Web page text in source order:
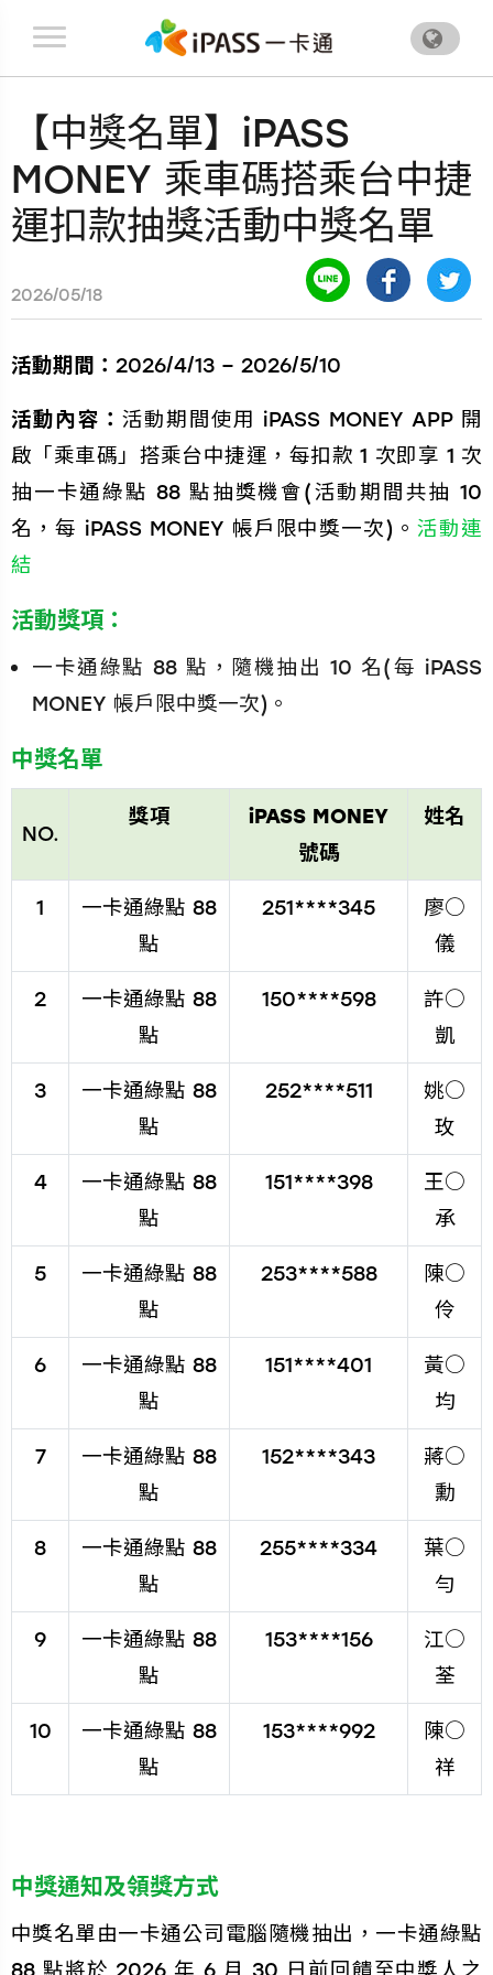
.
【中獎名單】iPASS
MONEY 乘車碼搭乘台中捷
運扣款抽獎活動中獎名單
2026/05/18
活動期間： 2026/4/13 – 2026/5/10
活動內容： 活動期間使用 iPASS MONEY APP 開
啟「乘車碼」搭乘台中捷運，每扣款 1 次即享 1 次
抽一卡通綠點 88 點抽獎機會(活動期間共抽 10
名，每 iPASS MONEY 帳戶限中獎一次)。活動連
結
活動獎項：
一卡通綠點 88 點，隨機抽出 10 名(每 iPASS
MONEY 帳戶限中獎一次)。
中獎名單
NO.
獎項
iPASS MONEY
號碼
姓名
1
一卡通綠點 88
點
251****345
廖○
儀
2
一卡通綠點 88
點
150****598
許○
凱
3
一卡通綠點 88
點
252****511
姚○
玫
4
一卡通綠點 88
點
151****398
王○
承
5
一卡通綠點 88
點
253****588
陳○
伶
6
一卡通綠點 88
點
151****401
黃○
均
7
一卡通綠點 88
點
152****343
蔣○
勳
8
一卡通綠點 88
點
255****334
葉○
勻
9
一卡通綠點 88
點
153****156
江○
荃
10
一卡通綠點 88
點
153****992
陳○
祥
中獎通知及領獎方式
中獎名單由一卡通公司電腦隨機抽出，一卡通綠點